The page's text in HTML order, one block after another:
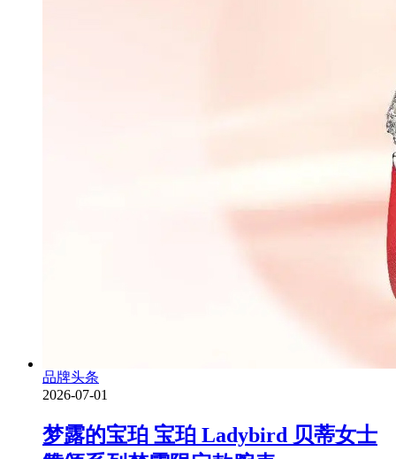
品牌头条
2026-07-01
梦露的宝珀 宝珀 Ladybird 贝蒂女士